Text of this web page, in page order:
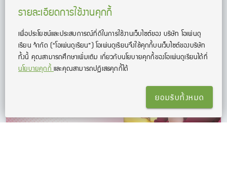
รายละเอียดการใช้งานคุกกี้
เพื่อประโยชน์และประสบการณ์ที่ดีในการใช้งานเว็บไซต์ของ บริษัท โอเพ่นดู
เรียน จํากัด (“โอเพ่นดูเรียน”)โอเพ่นดูเรียนจึงใช้คุกกี้บนเว็บไซต์ของบริษัท
ทั้งนี้ คุณสามารถศึกษาเพิ่มเติม เกี่ยวกับนโยบายคุกกี้ของโอเพ่นดูเรียนได้ที่
นโยบายคุกกี้และคุณสามารถปฏิเสธคุกกี้ได้
ยอมรับทั้งหมด